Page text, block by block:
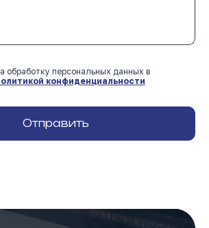
обработку персональных данных в
конфиденциальности
Отправить